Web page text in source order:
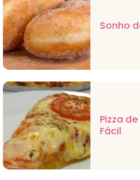
Sonho
Pizza
Fácil